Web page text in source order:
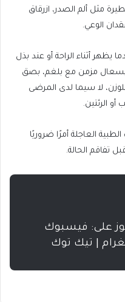
مثل ألم الصدر، ازرقاق
الوعي.
أثناء الراحة أو عند بذل
مزمن مع بلغم، بصق
لا سيما لدى المرضى
الرئتين.
العاجلة أمرًا ضروريًا
تفاقم الحالة.
على: فيسبوك
| تيك توك